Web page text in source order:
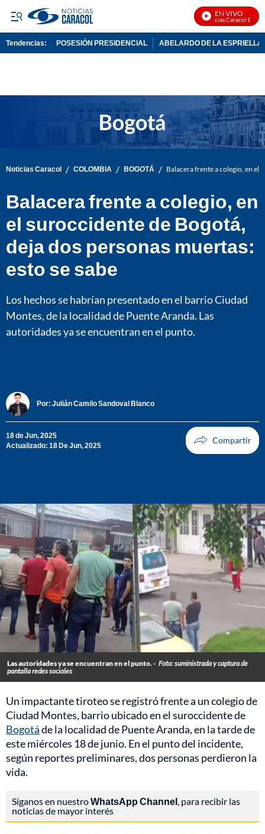
EN VIVO
Noticias Caracol En Vivo
Tendencias: POSESIÓN PRESIDENCIAL ABELARDO DE LA ESPRIELLA
Noticias Caracol / COLOMBIA / BOGOTÁ / Balacera frente a colegio, en el
Balacera frente a colegio, en
el suroccidente de Bogotá,
deja dos personas muertas:
esto se sabe
Los hechos se habrían presentado en el barrio Ciudad
Montes, de la localidad de Puente Aranda. Las
autoridades ya se encuentran en el punto.
Por: Julián Camilo Sandoval Blanco
18 de Jun, 2025
Actualizado: 18 De Jun, 2025
Las autoridades ya se encuentran en el punto. - Foto: suministrada y captura de
pantalla redes sociales
Un impactante tiroteo se registró frente a un colegio de
Ciudad Montes, barrio ubicado en el suroccidente de
Bogotáde la localidad de Puente Aranda, en la tarde de
este miércoles 18 de junio. En el punto del incidente,
según reportes preliminares, dos personas perdieron la
vida.
Síganos en nuestroWhatsApp Channel, para recibir las
noticias de mayor interés